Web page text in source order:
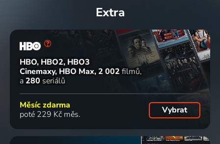
Extra
HBO, HBO2, HBO3
Cinemaxy, HBO Max 2 002 filmů
a 280 seriálů
Měsíc zdarma
poté 229 Kč měs.
Vybrat